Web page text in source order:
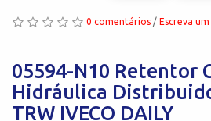
0 comentários / Escreva
05594-N10 Retentor
Hidráulica
TRW IVECO DAILY